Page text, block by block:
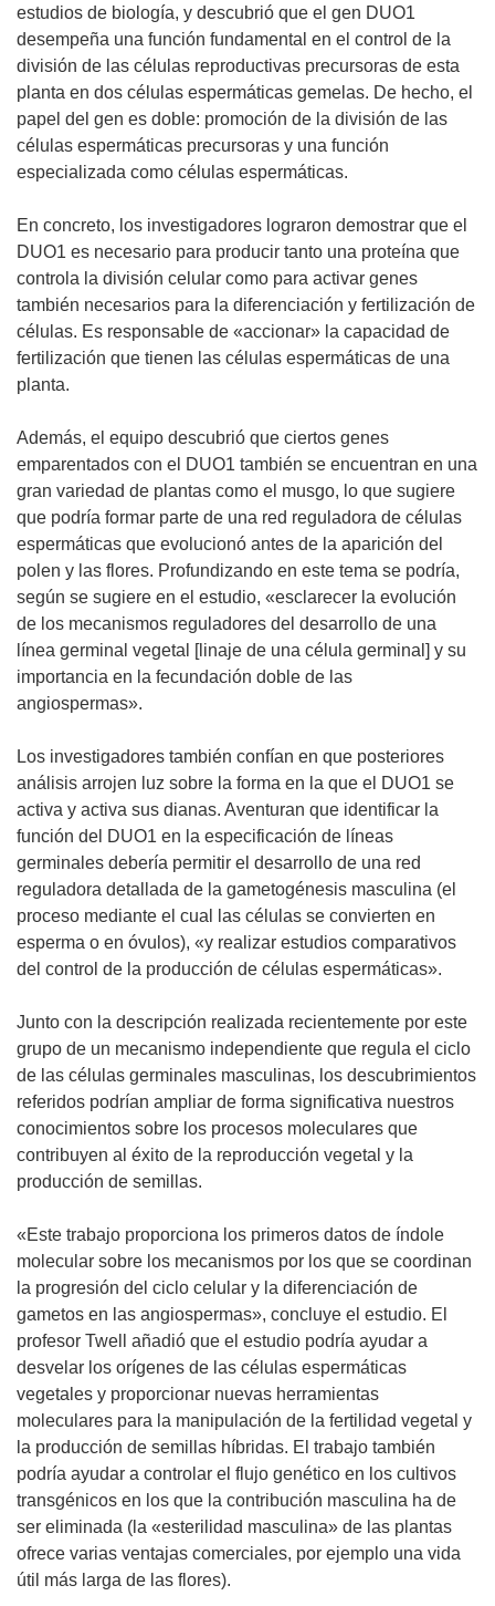
estudios de biología, y descubrió que el gen DUO1
desempeña una función fundamental en el control de la
división de las células reproductivas precursoras de esta
planta en dos células espermáticas gemelas. De hecho, el
papel del gen es doble: promoción de la división de las
células espermáticas precursoras y una función
especializada como células espermáticas.
En concreto, los investigadores lograron demostrar que el
DUO1 es necesario para producir tanto una proteína que
controla la división celular como para activar genes
también necesarios para la diferenciación y fertilización de
células. Es responsable de «accionar» la capacidad de
fertilización que tienen las células espermáticas de una
planta.
Además, el equipo descubrió que ciertos genes
emparentados con el DUO1 también se encuentran en una
gran variedad de plantas como el musgo, lo que sugiere
que podría formar parte de una red reguladora de células
espermáticas que evolucionó antes de la aparición del
polen y las flores. Profundizando en este tema se podría,
según se sugiere en el estudio, «esclarecer la evolución
de los mecanismos reguladores del desarrollo de una
línea germinal vegetal [linaje de una célula germinal] y su
importancia en la fecundación doble de las
angiospermas».
Los investigadores también confían en que posteriores
análisis arrojen luz sobre la forma en la que el DUO1 se
activa y activa sus dianas. Aventuran que identificar la
función del DUO1 en la especificación de líneas
germinales debería permitir el desarrollo de una red
reguladora detallada de la gametogénesis masculina (el
proceso mediante el cual las células se convierten en
esperma o en óvulos), «y realizar estudios comparativos
del control de la producción de células espermáticas».
Junto con la descripción realizada recientemente por este
grupo de un mecanismo independiente que regula el ciclo
de las células germinales masculinas, los descubrimientos
referidos podrían ampliar de forma significativa nuestros
conocimientos sobre los procesos moleculares que
contribuyen al éxito de la reproducción vegetal y la
producción de semillas.
«Este trabajo proporciona los primeros datos de índole
molecular sobre los mecanismos por los que se coordinan
la progresión del ciclo celular y la diferenciación de
gametos en las angiospermas», concluye el estudio. El
profesor Twell añadió que el estudio podría ayudar a
desvelar los orígenes de las células espermáticas
vegetales y proporcionar nuevas herramientas
moleculares para la manipulación de la fertilidad vegetal y
la producción de semillas híbridas. El trabajo también
podría ayudar a controlar el flujo genético en los cultivos
transgénicos en los que la contribución masculina ha de
ser eliminada (la «esterilidad masculina» de las plantas
ofrece varias ventajas comerciales, por ejemplo una vida
útil más larga de las flores).